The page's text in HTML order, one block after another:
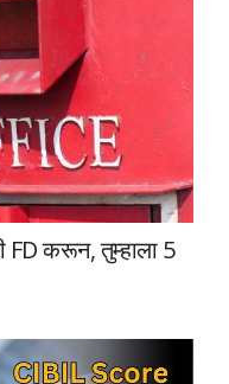
FD करून, तुम्हाला 5